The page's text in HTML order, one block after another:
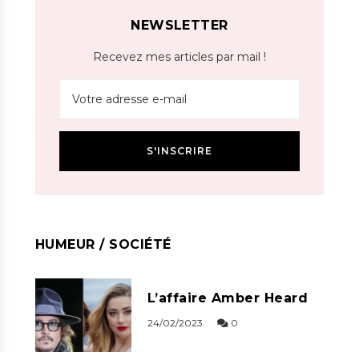
NEWSLETTER
Recevez mes articles par mail !
HUMEUR / SOCIÉTÉ
L’affaire Amber Heard
24/02/2023 0